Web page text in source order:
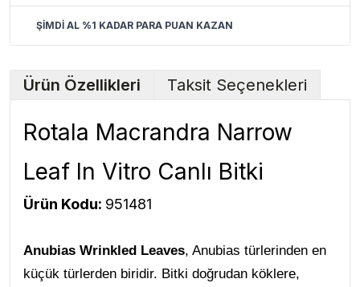
ŞİMDİ AL %1 KADAR PARA PUAN KAZAN
Ürün Özellikleri Taksit Seçenekleri
Rotala Macrandra Narrow
Leaf In Vitro Canlı Bitki
Ürün Kodu: 951481
Anubias Wrinkled Leaves, Anubias türlerinden en
küçük türlerden biridir. Bitki doğrudan köklere,